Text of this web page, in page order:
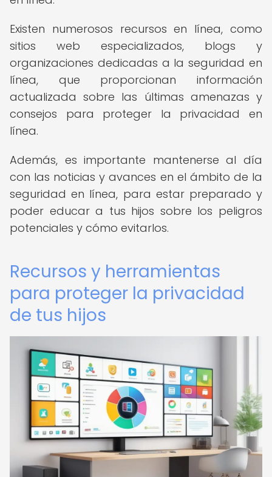
Existen numerosos recursos en línea, como
sitios web especializados, blogs y
organizaciones dedicadas a la seguridad en
línea, que proporcionan información
actualizada sobre las últimas amenazas y
consejos para proteger la privacidad en
línea.
Además, es importante mantenerse al día
con las noticias y avances en el ámbito de la
seguridad en línea, para estar preparado y
poder educar a tus hijos sobre los peligros
potenciales y cómo evitarlos.
Recursos y herramientas
para proteger la privacidad
de tus hijos